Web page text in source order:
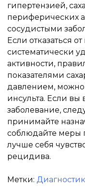
гипертензией,
периферических
сосудистыми
Если отказаться
систематически
активности,
показателями
давлением, можно
инсульта. Если
заболевание,
принимайте
соблюдайте меры
лучше себя
рецидива.
Метки: